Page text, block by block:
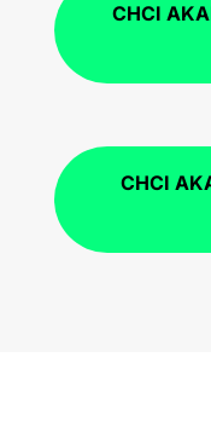
CHCI
CHCI